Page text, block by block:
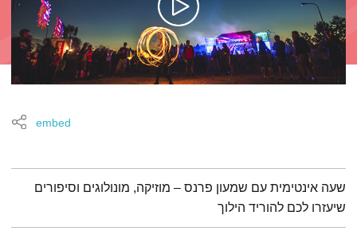
embed
תמצית הפודקאסט
שעה אינטימית עם שמעון פרנס – מוזיקה, מונולוגים וסיפורים
שיעזרו לכם להוריד הילוך